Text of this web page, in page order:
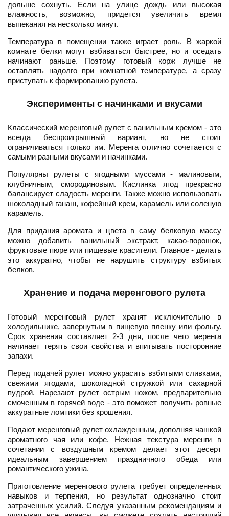
дольше сохнуть. Если на улице дождь или высокая
влажность, возможно, придется увеличить время
выпекания на несколько минут.
Температура в помещении также играет роль. В жаркой
комнате белки могут взбиваться быстрее, но и оседать
начинают раньше. Поэтому готовый корж лучше не
оставлять надолго при комнатной температуре, а сразу
приступать к формированию рулета.
Эксперименты с начинками и вкусами
Классический меренговый рулет с ванильным кремом - это
всегда беспроигрышный вариант, но не стоит
ограничиваться только им. Меренга отлично сочетается с
самыми разными вкусами и начинками.
Популярны рулеты с ягодными муссами - малиновым,
клубничным, смородиновым. Кислинка ягод прекрасно
балансирует сладость меренги. Также можно использовать
шоколадный ганаш, кофейный крем, карамель или соленую
карамель.
Для придания аромата и цвета в саму белковую массу
можно добавить ванильный экстракт, какао-порошок,
фруктовые пюре или пищевые красители. Главное - делать
это аккуратно, чтобы не нарушить структуру взбитых
белков.
Хранение и подача меренгового рулета
Готовый меренговый рулет хранят исключительно в
холодильнике, завернутым в пищевую пленку или фольгу.
Срок хранения составляет 2-3 дня, после чего меренга
начинает терять свои свойства и впитывать посторонние
запахи.
Перед подачей рулет можно украсить взбитыми сливками,
свежими ягодами, шоколадной стружкой или сахарной
пудрой. Нарезают рулет острым ножом, предварительно
смоченным в горячей воде - это поможет получить ровные
аккуратные ломтики без крошения.
Подают меренговый рулет охлажденным, дополняя чашкой
ароматного чая или кофе. Нежная текстура меренги в
сочетании с воздушным кремом делает этот десерт
идеальным завершением праздничного обеда или
романтического ужина.
Приготовление меренгового рулета требует определенных
навыков и терпения, но результат однозначно стоит
затраченных усилий. Следуя указанным рекомендациям и